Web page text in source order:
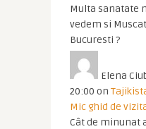
Multa sanatate
vedem si
Bucuresti ?
Elena
20:00 on
Mic ghid de
Cât de minunat